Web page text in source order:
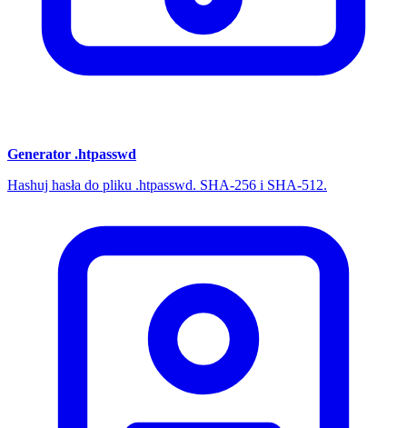
Generator .htpasswd
Hashuj hasła do pliku .htpasswd. SHA-256 i SHA-512.